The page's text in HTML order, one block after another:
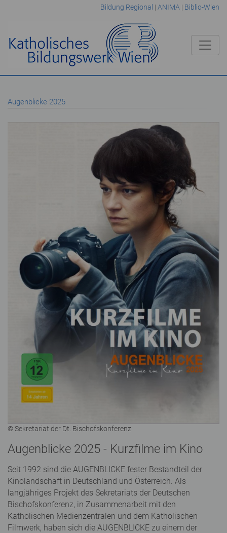
Bildung Regional | ANIMA | Biblio-Wien
Augenblicke 2025
© Sekretariat der Dt. Bischofskonferenz
Augenblicke 2025 - Kurzfilme im Kino
Seit 1992 sind die AUGENBLICKE fester Bestandteil der
Kinolandschaft in Deutschland und Österreich. Als
langjähriges Projekt des Sekretariats der Deutschen
Bischofskonferenz, in Zusammenarbeit mit den
Katholischen Medienzentralen und dem Katholischen
Filmwerk, haben sich die AUGENBLICKE zu einem der